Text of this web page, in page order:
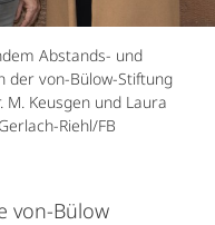
Abstands- und
der von-Bülow-Stiftung
M. Keusgen und Laura
Riehl/FB
von-Bülow